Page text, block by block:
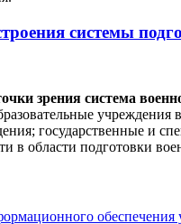
системы
зрения система
государственные и
в области подготовки